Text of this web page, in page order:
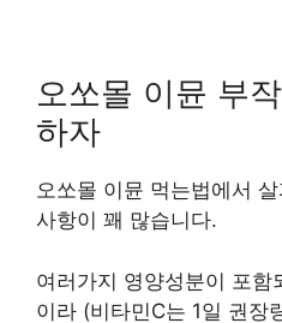
오쏘몰 이뮨 부
하자
오쏘몰 이뮨 먹는법에서
사항이 꽤 많습니다.
여러가지 영양성분이 포함
이라 (비타민C는 1일 권장